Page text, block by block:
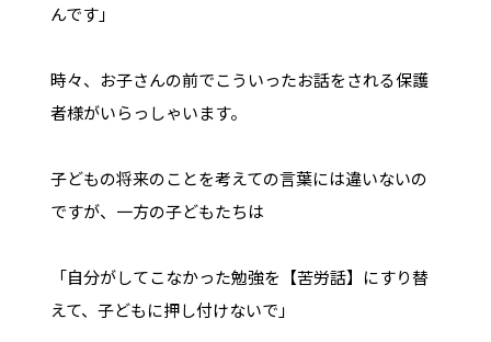
んです」
時々、お子さんの前でこういったお話をされる保護
者様がいらっしゃいます。
子どもの将来のことを考えての言葉には違いないの
ですが、一方の子どもたちは
「自分がしてこなかった勉強を【苦労話】にすり替
えて、子どもに押し付けないで」